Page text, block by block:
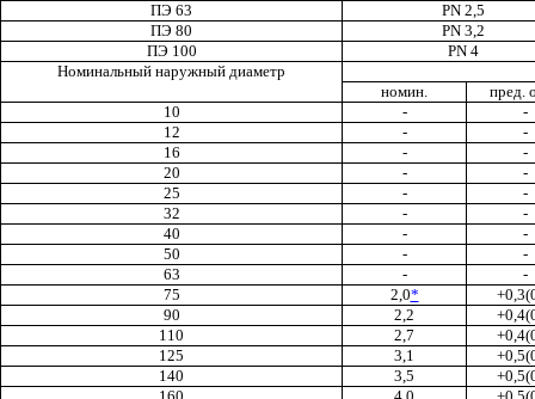
ПЭ 63
PN 2,5
ПЭ 80
PN 3,2
ПЭ 100
PN 4
Номинальный наружный диаметр
номин.
пред.
10
-
-
12
-
-
16
-
-
20
-
-
25
-
-
32
-
-
40
-
-
50
-
-
63
-
-
75
2,0*
90
2,2
110
2,7
125
3,1
140
3,5